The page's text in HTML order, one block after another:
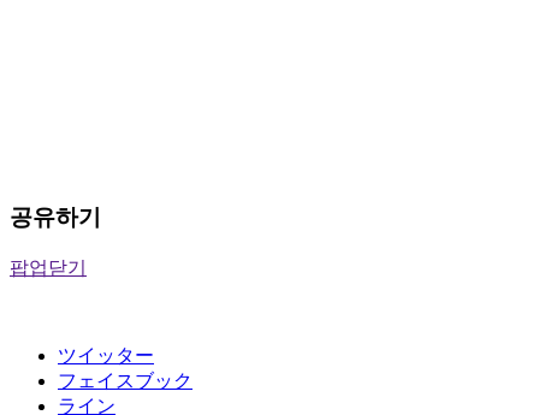
공유하기
팝업닫기
ツイッター
フェイスブック
ライン